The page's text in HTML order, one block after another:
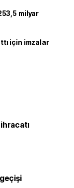
milyar
için imzalar